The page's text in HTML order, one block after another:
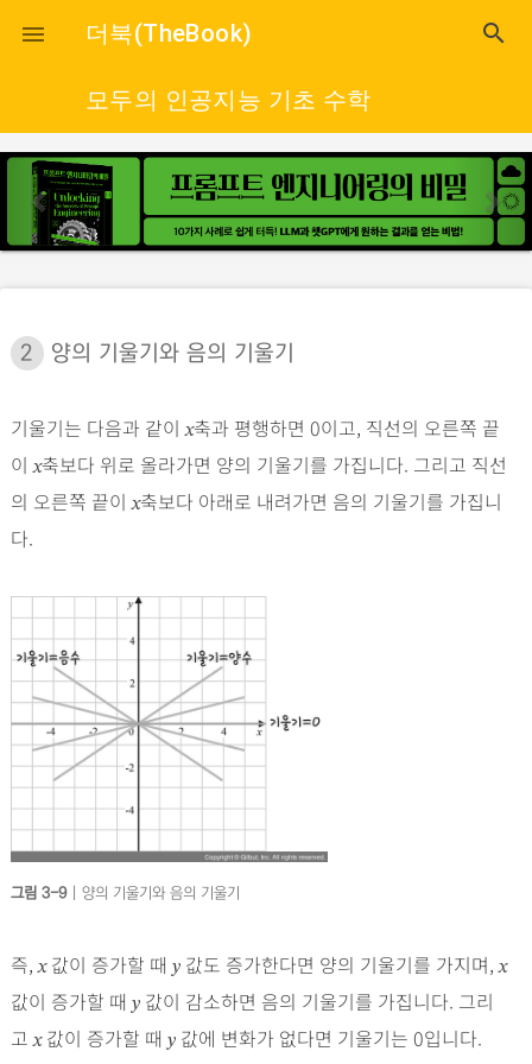
close
 더북(TheBook) search
모두의 인공지능 기초 수학
p
r
e
o
u
n
e
x
2 양의 기울기와 음의 기울기
기울기는 다음과 같이x축과 평행하면 0이고, 직선의 오른쪽 끝
이x축보다 위로 올라가면 양의 기울기를 가집니다. 그리고 직선
의 오른쪽 끝이x축보다 아래로 내려가면 음의 기울기를 가집니
다.
그림 3-9| 양의 기울기와 음의 기울기
즉,x값이 증가할 때 y값도 증가한다면 양의 기울기를 가지며,x
값이 증가할 때 y값이 감소하면 음의 기울기를 가집니다. 그리
고x값이 증가할 때 y값에 변화가 없다면 기울기는 0입니다.